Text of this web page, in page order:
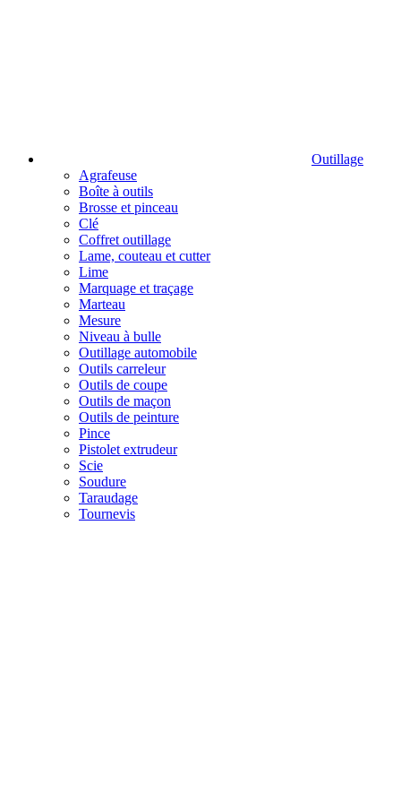
Outillage
Agrafeuse
Boîte à outils
Brosse et pinceau
Clé
Coffret outillage
Lame, couteau et cutter
Lime
Marquage et traçage
Marteau
Mesure
Niveau à bulle
Outillage automobile
Outils carreleur
Outils de coupe
Outils de maçon
Outils de peinture
Pince
Pistolet extrudeur
Scie
Soudure
Taraudage
Tournevis